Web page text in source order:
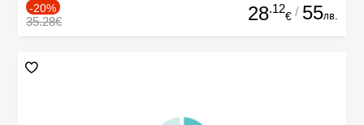
-20%
35.28€ 28.12
€ / 55лв.